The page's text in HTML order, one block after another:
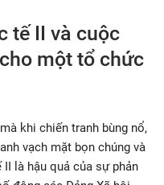
tế II và cuộc
một tổ chức
khi chiến tranh bùng nổ,
vạch mặt bọn chúng và
là hậu quả của sự phản